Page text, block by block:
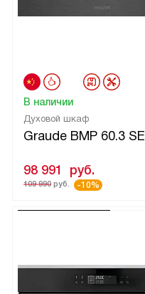
Духовой шкаф
Graude BMP 60.3 SE
В наличии
98 991 руб.
109 990 руб. -10%